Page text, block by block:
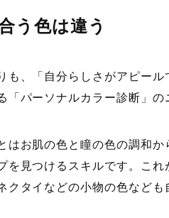
う色は違う
も、「自分らしさがアピー
「パーソナルカラー診断」の
はお肌の色と瞳の色の調和
を見つけるスキルです。こ
クタイなどの小物の色など